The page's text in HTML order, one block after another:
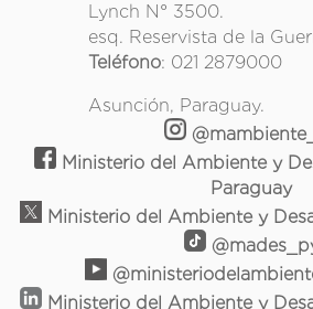
Lynch N° 3500.
esq. Reservista de la
Teléfono: 021 2879000
Asunción, Paraguay.
Ministerio del Ambiente y
Paraguay
Ministerio del Ambiente y
Ministerio del Ambiente y